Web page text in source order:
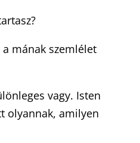
mának szemlélet
vagy. Isten
olyannak, amilyen